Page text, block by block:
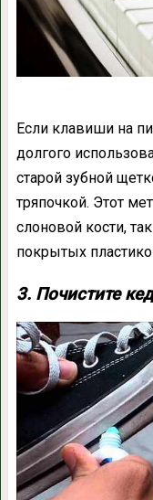
Если клавиши на
долгого
старой зубной
тряпочкой. Этот
слоновой кости,
покрытых
3. Почистите